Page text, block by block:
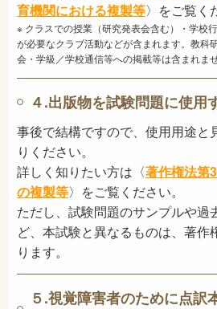
育機関における複製等〉をご覧く
※ クラスでの授業（研究発表会含む）・学校
が必要なクラブ活動などが含まれます。教科
会・学級／学校通信等への掲載等は含まれま
４.出版物を試験問題に使用
事後で結構ですので、使用用途と
りください。
詳しく知りたい方は〈著作権法
の複製等〉をご覧ください。
ただし、試験問題のサンプルや過
ど、本試験と異なるものは、著作
ります。
５.視覚障害者のために点訳